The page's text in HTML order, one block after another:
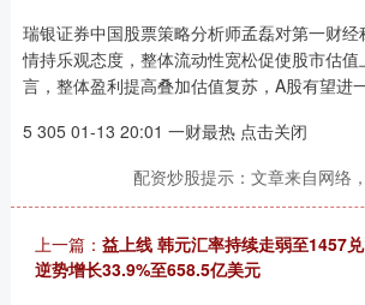
瑞银证券中国股票策略分析师孟磊对第一财
情持乐观态度，整体流动性宽松促使股市估
言，整体盈利提高叠加估值复苏，A股有望进
5 305 01-13 20:01 一财最热 点击关闭
配资炒股提示：文章来自网络
上一篇： 益上线 韩元汇率持续走弱至1457
逆势增长33.9%至658.5亿美元